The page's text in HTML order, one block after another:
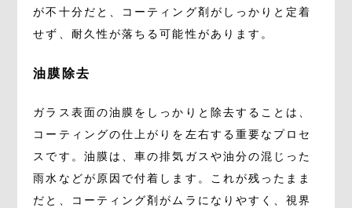
が不十分だと、コーティング剤がしっかりと定着
せず、耐久性が落ちる可能性があります。
油膜除去
ガラス表面の油膜をしっかりと除去することは、
コーティングの仕上がりを左右する重要なプロセ
スです。油膜は、車の排気ガスや油分の混じった
雨水などが原因で付着します。これが残ったまま
だと、コーティング剤がムラになりやすく、視界